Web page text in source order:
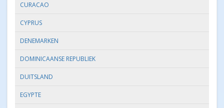
CURACAO
CYPRUS
DENEMARKEN
DOMINICAANSE REPUBLIEK
DUITSLAND
EGYPTE